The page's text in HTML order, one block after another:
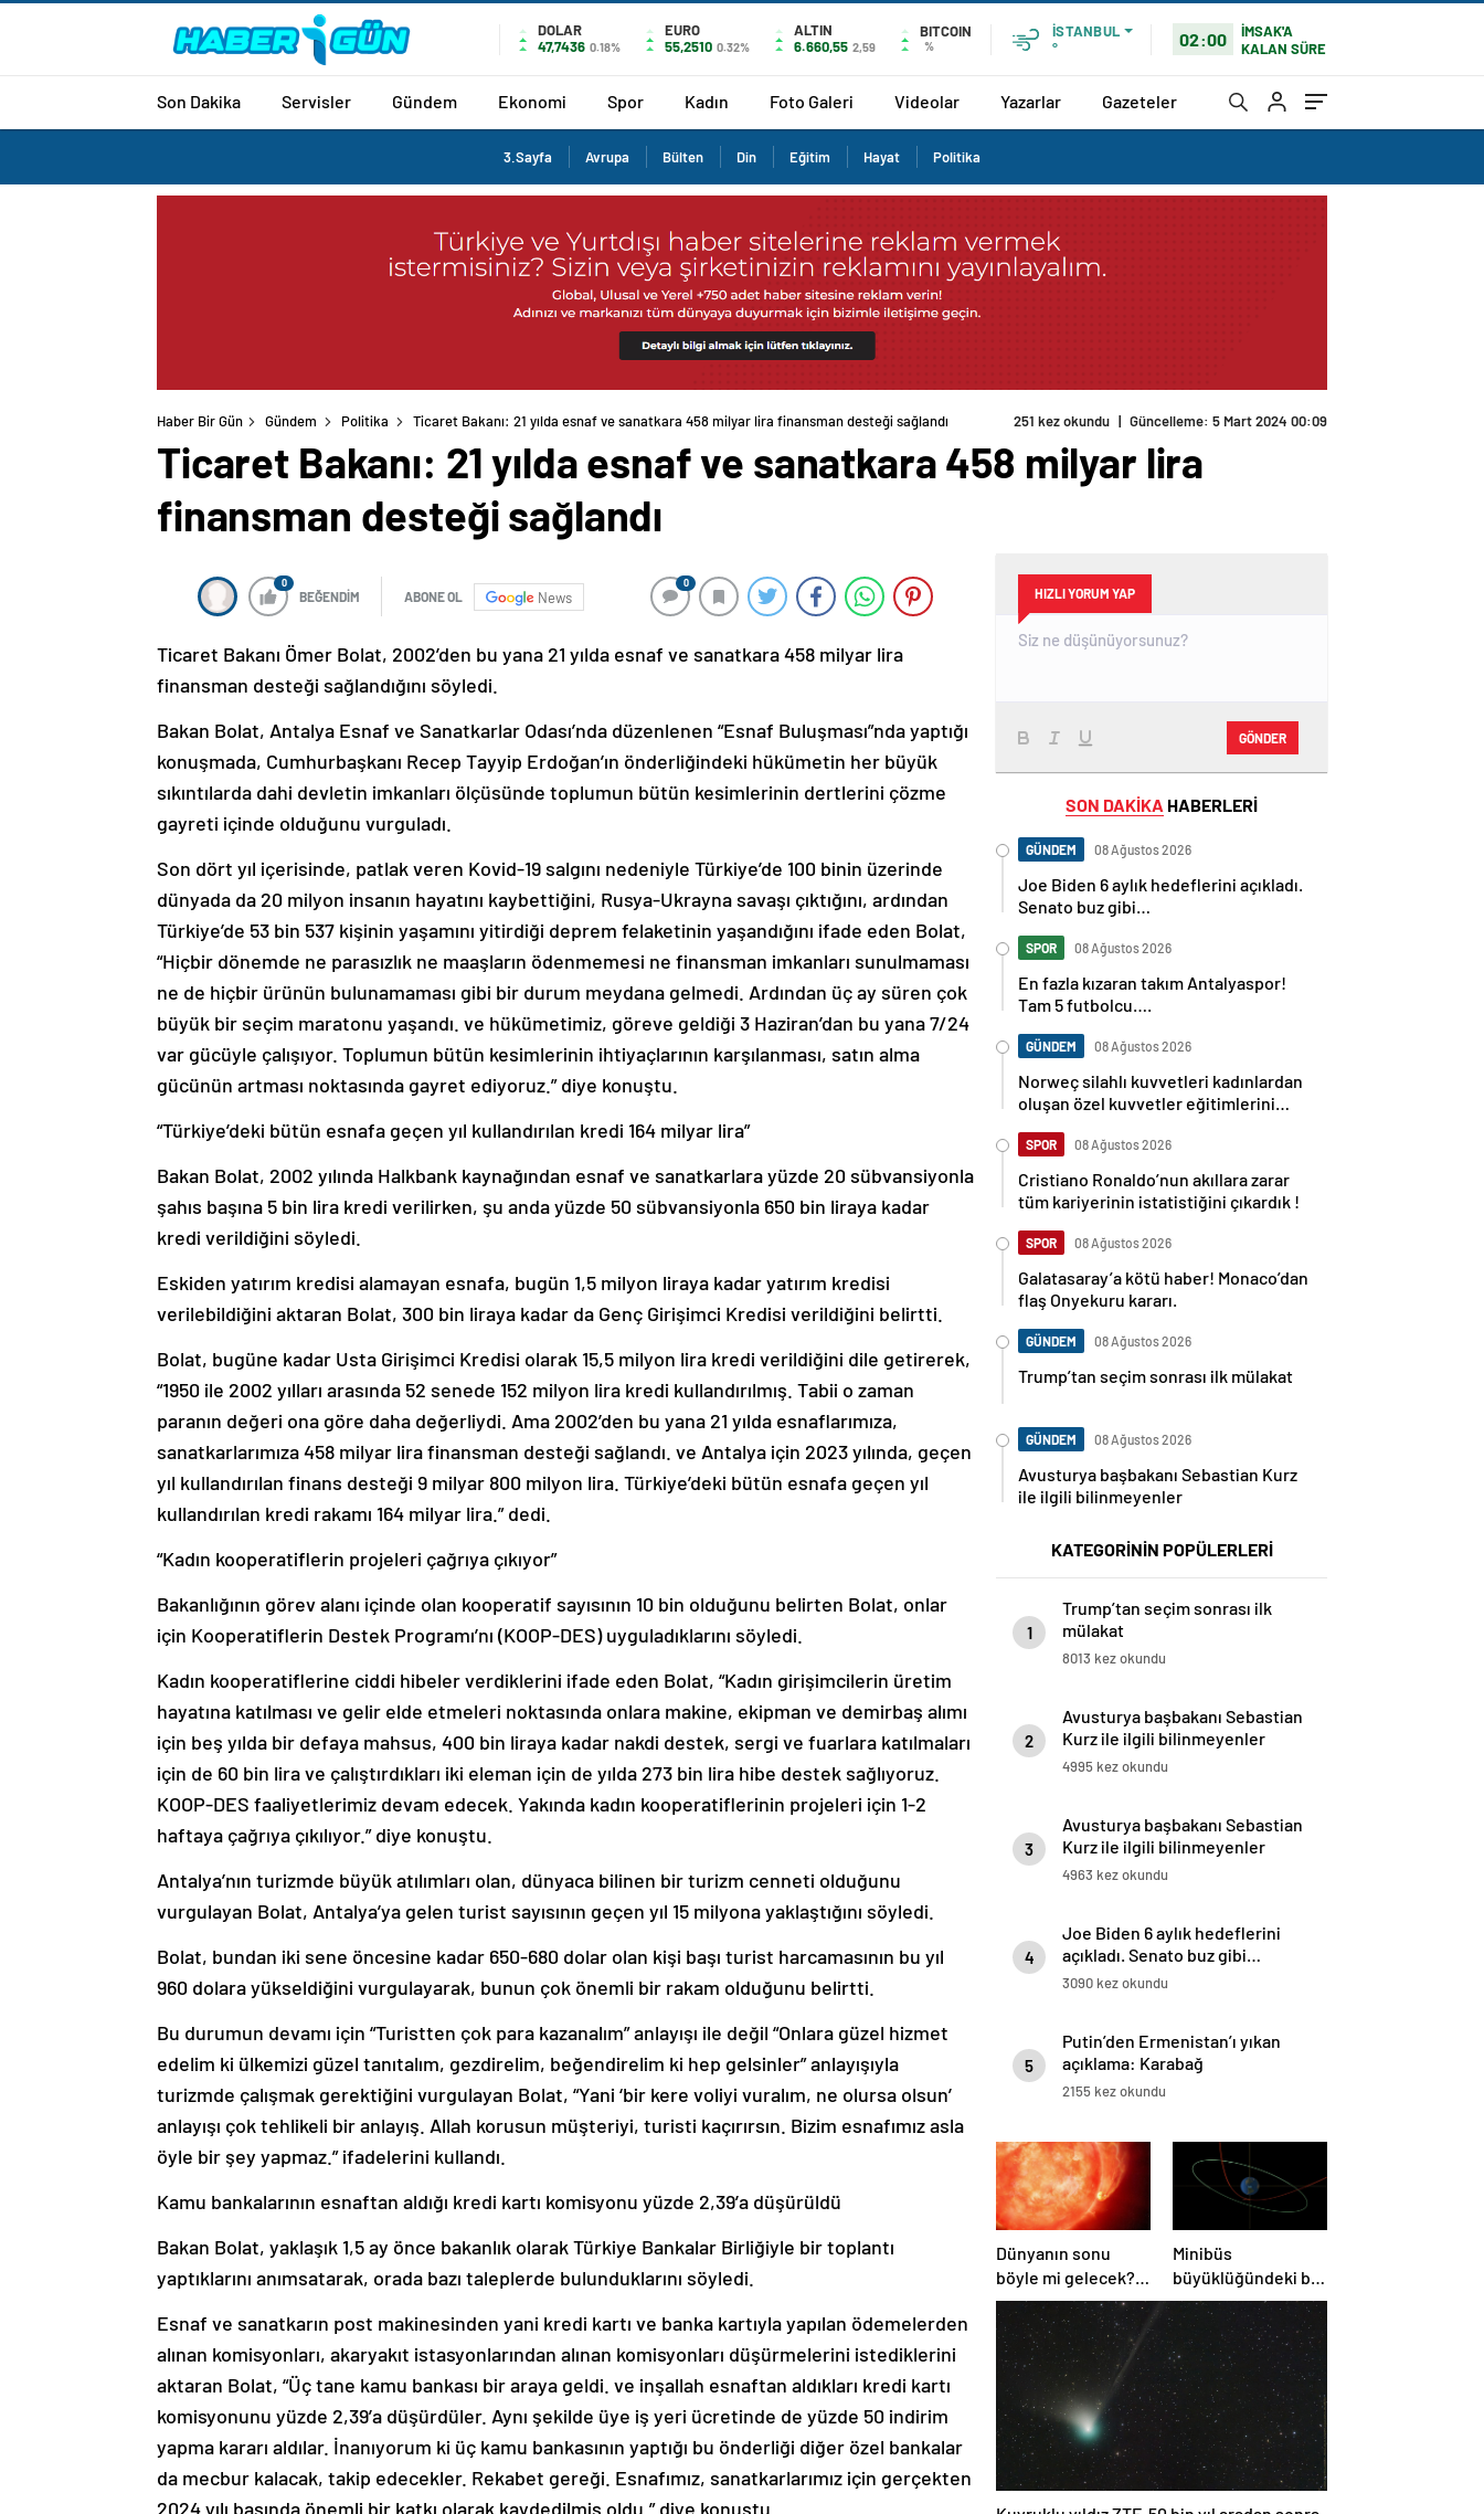
DOLAR
47,7436 0.18%
EURO
55,2510 0.32%
ALTIN
6.660,55 2,59
BITCOIN
%
İSTANBUL
°
02:00
İMSAK'A
KALAN SÜRE
Son Dakika Servisler Gündem Ekonomi Spor Kadın Foto Galeri Videolar Yazarlar Gazeteler
3.Sayfa Avrupa Bülten Din Eğitim Hayat Politika
Haber Bir Gün Gündem Politika Ticaret Bakanı: 21 yılda esnaf ve sanatkara 458 milyar lira finansman desteği sağlandı
Ticaret Bakanı: 21 yılda esnaf ve sanatkara 458 milyar lira
finansman desteği sağlandı
0
BEĞENDİM ABONE OL News
0
Ticaret Bakanı Ömer Bolat, 2002’den bu yana 21 yılda esnaf ve sanatkara 458 milyar lira
finansman desteği sağlandığını söyledi.
Bakan Bolat, Antalya Esnaf ve Sanatkarlar Odası’nda düzenlenen “Esnaf Buluşması”nda yaptığı
konuşmada, Cumhurbaşkanı Recep Tayyip Erdoğan’ın önderliğindeki hükümetin her büyük
sıkıntılarda dahi devletin imkanları ölçüsünde toplumun bütün kesimlerinin dertlerini çözme
gayreti içinde olduğunu vurguladı.
Son dört yıl içerisinde, patlak veren Kovid-19 salgını nedeniyle Türkiye’de 100 binin üzerinde
dünyada da 20 milyon insanın hayatını kaybettiğini, Rusya-Ukrayna savaşı çıktığını, ardından
Türkiye’de 53 bin 537 kişinin yaşamını yitirdiği deprem felaketinin yaşandığını ifade eden Bolat,
“Hiçbir dönemde ne parasızlık ne maaşların ödenmemesi ne finansman imkanları sunulmaması
ne de hiçbir ürünün bulunamaması gibi bir durum meydana gelmedi. Ardından üç ay süren çok
büyük bir seçim maratonu yaşandı. ve hükümetimiz, göreve geldiği 3 Haziran’dan bu yana 7/24
var gücüyle çalışıyor. Toplumun bütün kesimlerinin ihtiyaçlarının karşılanması, satın alma
gücünün artması noktasında gayret ediyoruz.” diye konuştu.
“Türkiye’deki bütün esnafa geçen yıl kullandırılan kredi 164 milyar lira”
Bakan Bolat, 2002 yılında Halkbank kaynağından esnaf ve sanatkarlara yüzde 20 sübvansiyonla
şahıs başına 5 bin lira kredi verilirken, şu anda yüzde 50 sübvansiyonla 650 bin liraya kadar
kredi verildiğini söyledi.
Eskiden yatırım kredisi alamayan esnafa, bugün 1,5 milyon liraya kadar yatırım kredisi
verilebildiğini aktaran Bolat, 300 bin liraya kadar da Genç Girişimci Kredisi verildiğini belirtti.
Bolat, bugüne kadar Usta Girişimci Kredisi olarak 15,5 milyon lira kredi verildiğini dile getirerek,
“1950 ile 2002 yılları arasında 52 senede 152 milyon lira kredi kullandırılmış. Tabii o zaman
paranın değeri ona göre daha değerliydi. Ama 2002’den bu yana 21 yılda esnaflarımıza,
sanatkarlarımıza 458 milyar lira finansman desteği sağlandı. ve Antalya için 2023 yılında, geçen
yıl kullandırılan finans desteği 9 milyar 800 milyon lira. Türkiye’deki bütün esnafa geçen yıl
kullandırılan kredi rakamı 164 milyar lira.” dedi.
“Kadın kooperatiflerin projeleri çağrıya çıkıyor”
Bakanlığının görev alanı içinde olan kooperatif sayısının 10 bin olduğunu belirten Bolat, onlar
için Kooperatiflerin Destek Programı’nı (KOOP-DES) uyguladıklarını söyledi.
Kadın kooperatiflerine ciddi hibeler verdiklerini ifade eden Bolat, “Kadın girişimcilerin üretim
hayatına katılması ve gelir elde etmeleri noktasında onlara makine, ekipman ve demirbaş alımı
için beş yılda bir defaya mahsus, 400 bin liraya kadar nakdi destek, sergi ve fuarlara katılmaları
için de 60 bin lira ve çalıştırdıkları iki eleman için de yılda 273 bin lira hibe destek sağlıyoruz.
KOOP-DES faaliyetlerimiz devam edecek. Yakında kadın kooperatiflerinin projeleri için 1-2
haftaya çağrıya çıkılıyor.” diye konuştu.
Antalya’nın turizmde büyük atılımları olan, dünyaca bilinen bir turizm cenneti olduğunu
vurgulayan Bolat, Antalya’ya gelen turist sayısının geçen yıl 15 milyona yaklaştığını söyledi.
Bolat, bundan iki sene öncesine kadar 650-680 dolar olan kişi başı turist harcamasının bu yıl
960 dolara yükseldiğini vurgulayarak, bunun çok önemli bir rakam olduğunu belirtti.
Bu durumun devamı için “Turistten çok para kazanalım” anlayışı ile değil “Onlara güzel hizmet
edelim ki ülkemizi güzel tanıtalım, gezdirelim, beğendirelim ki hep gelsinler” anlayışıyla
turizmde çalışmak gerektiğini vurgulayan Bolat, “Yani ‘bir kere voliyi vuralım, ne olursa olsun’
anlayışı çok tehlikeli bir anlayış. Allah korusun müşteriyi, turisti kaçırırsın. Bizim esnafımız asla
öyle bir şey yapmaz.” ifadelerini kullandı.
Kamu bankalarının esnaftan aldığı kredi kartı komisyonu yüzde 2,39’a düşürüldü
Bakan Bolat, yaklaşık 1,5 ay önce bakanlık olarak Türkiye Bankalar Birliğiyle bir toplantı
yaptıklarını anımsatarak, orada bazı taleplerde bulunduklarını söyledi.
Esnaf ve sanatkarın post makinesinden yani kredi kartı ve banka kartıyla yapılan ödemelerden
alınan komisyonları, akaryakıt istasyonlarından alınan komisyonları düşürmelerini istediklerini
aktaran Bolat, “Üç tane kamu bankası bir araya geldi. ve inşallah esnaftan aldıkları kredi kartı
komisyonunu yüzde 2,39’a düşürdüler. Aynı şekilde üye iş yeri ücretinde de yüzde 50 indirim
yapma kararı aldılar. İnanıyorum ki üç kamu bankasının yaptığı bu önderliği diğer özel bankalar
da mecbur kalacak, takip edecekler. Rekabet gereği. Esnafımız, sanatkarlarımız için gerçekten
2024 yılı başında önemli bir katkı olarak kaydedilmiş oldu.” diye konuştu.
HIZLI YORUM YAP
GÖNDER
SON DAKİKA HABERLERİ
GÜNDEM 08 Ağustos 2026
Joe Biden 6 aylık hedeflerini açıkladı.
Senato buz gibi…
SPOR 08 Ağustos 2026
En fazla kızaran takım Antalyaspor!
Tam 5 futbolcu….
GÜNDEM 08 Ağustos 2026
Norweç silahlı kuvvetleri kadınlardan
oluşan özel kuvvetler eğitimlerini
SPOR 08 Ağustos 2026
Cristiano Ronaldo’nun akıllara zarar
tüm kariyerinin istatistiğini çıkardık !
SPOR 08 Ağustos 2026
Galatasaray’a kötü haber! Monaco’dan
flaş Onyekuru kararı.
GÜNDEM 08 Ağustos 2026
Trump’tan seçim sonrası ilk mülakat
GÜNDEM 08 Ağustos 2026
Avusturya başbakanı Sebastian Kurz
ile ilgili bilinmeyenler
KATEGORİNİN POPÜLERLERİ
1
Trump’tan seçim sonrası ilk
mülakat
8013 kez okundu
2
Avusturya başbakanı Sebastian
Kurz ile ilgili bilinmeyenler
4995 kez okundu
3
Avusturya başbakanı Sebastian
Kurz ile ilgili bilinmeyenler
4963 kez okundu
4
Joe Biden 6 aylık hedeflerini
açıkladı. Senato buz gibi…
3090 kez okundu
5
Putin’den Ermenistan’ı yıkan
açıklama: Karabağ
Azerbaycan’ın ayrılmaz bir
2155 kez okundu
Dünyanın sonu
böyle mi gelecek?
Gök bilimciler ilk
kez sönen yıldızın
gezegeni
yutmasına tanık
oldu
Minibüs
büyüklüğündeki bir
asteroit Dünya’yı
‘sıyırdı’ geçti